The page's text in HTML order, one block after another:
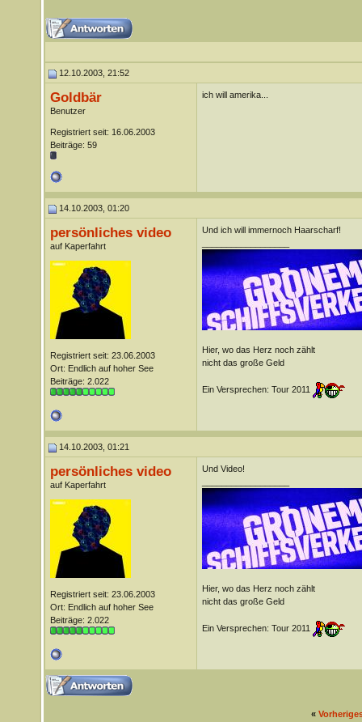
12.10.2003, 21:52
Goldbär
Benutzer
Registriert seit: 16.06.2003
Beiträge: 59
ich will amerika...
14.10.2003, 01:20
persönliches video
auf Kaperfahrt
Registriert seit: 23.06.2003
Ort: Endlich auf hoher See
Beiträge: 2.022
Und ich will immernoch Haarscharf!
Hier, wo das Herz noch zählt
nicht das große Geld
Ein Versprechen: Tour 2011
14.10.2003, 01:21
persönliches video
auf Kaperfahrt
Registriert seit: 23.06.2003
Ort: Endlich auf hoher See
Beiträge: 2.022
Und Video!
Hier, wo das Herz noch zählt
nicht das große Geld
Ein Versprechen: Tour 2011
«